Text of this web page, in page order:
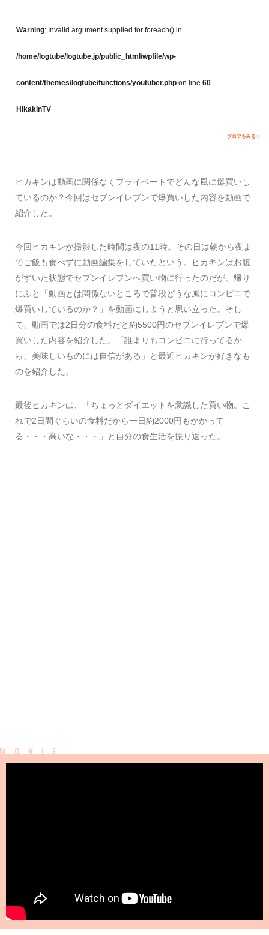
Warning: Invalid argument supplied for foreach() in
/home/logtube/logtube.jp/public_html/wpfile/wp-
content/themes/logtube/functions/youtuber.php on line 60
HikakinTV
プロフをみる >
ヒカキンは動画に関係なくプライベートでどんな風に爆買いし
ているのか？今回はセブンイレブンで爆買いした内容を動画で
紹介した。
今回ヒカキンが撮影した時間は夜の11時。その日は朝から夜ま
でご飯も食べずに動画編集をしていたという。ヒカキンはお腹
がすいた状態でセブンイレブンへ買い物に行ったのだが、帰り
にふと「動画とは関係ないところで普段どうな風にコンビニで
爆買いしているのか？」を動画にしようと思い立った。そし
て、動画では2日分の食料だと約5500円のセブンイレブンで爆
買いした内容を紹介した。「誰よりもコンビニに行ってるか
ら、美味しいものには自信がある」と最近ヒカキンが好きなも
のを紹介した。
最後ヒカキンは、「ちょっとダイエットを意識した買い物。こ
れで2日間ぐらいの食料だから一日約2000円もかかって
る・・・高いな・・・」と自分の食生活を振り返った。